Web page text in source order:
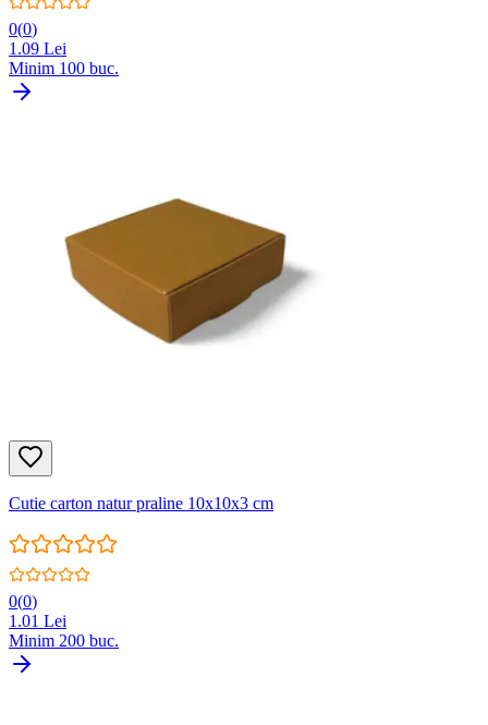
0(0)
1.09 Lei
Minim 100 buc.
Cutie carton natur praline 10x10x3 cm
0(0)
1.01 Lei
Minim 200 buc.